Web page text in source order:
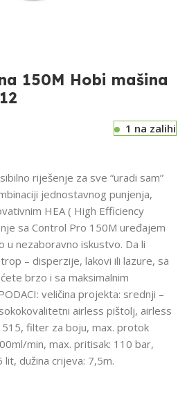
150M Hobi mašina
1 na zalihi
riješenje za sve “uradi sam”
jednostavnog punjenja,
HEA ( High Efficiency
sa Control Pro 150M uređajem
u nezaboravno iskustvo. Da li
– disperzije, lakovi ili lazure, sa
brzo i sa maksimalnim
veličina projekta: srednji –
airless pištolj, airless
filter za boju, max. protok
min, max. pritisak: 110 bar,
dužina crijeva: 7,5m.